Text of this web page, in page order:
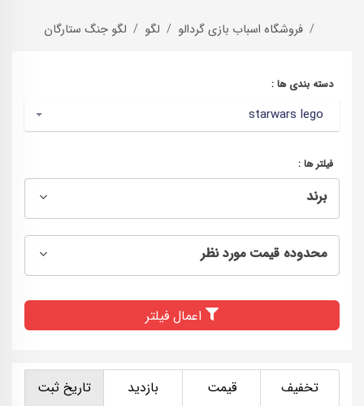
فروشگاه اسباب بازی گردالو لگو لگو جنگ ستارگان
دسته بندی ها :
starwars lego
فیلتر ها :
برند
محدوده قیمت مورد نظر
تخفیف قیمت بازدید
تاریخ ثبت